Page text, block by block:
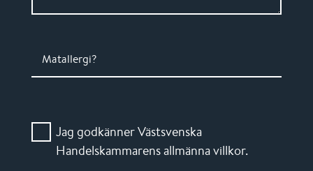
Matallergi?
Jag godkänner Västsvenska
Handelskammarens allmänna villkor.